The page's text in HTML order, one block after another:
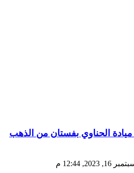
الحناوي بفستان من الذهب
16, 2023, 12:44 م